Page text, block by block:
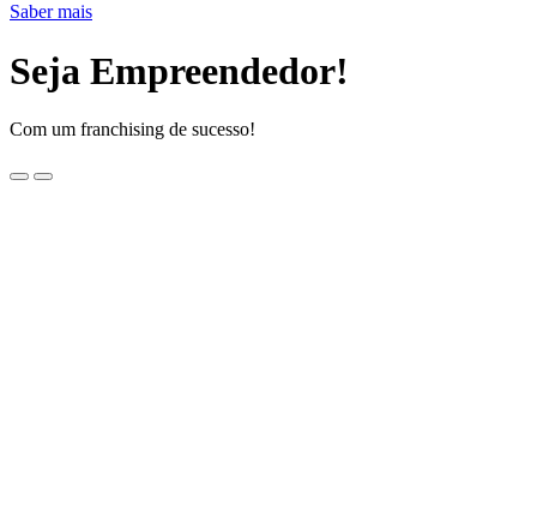
Saber mais
Seja Empreendedor!
Com um franchising de sucesso!